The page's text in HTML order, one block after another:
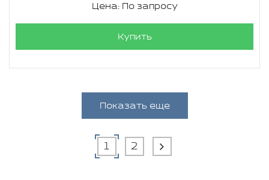
Цена: По запросу
Купить
Показать еще
1 2